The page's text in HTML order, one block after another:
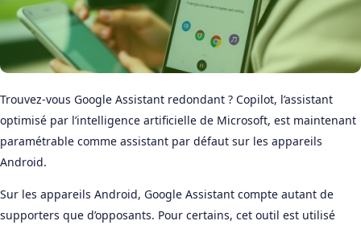
Trouvez-vous Google Assistant redondant ? Copilot, l’assistant
optimisé par l’intelligence artificielle de Microsoft, est maintenant
paramétrable comme assistant par défaut sur les appareils
Android.
Sur les appareils Android, Google Assistant compte autant de
supporters que d’opposants. Pour certains, cet outil est utilisé